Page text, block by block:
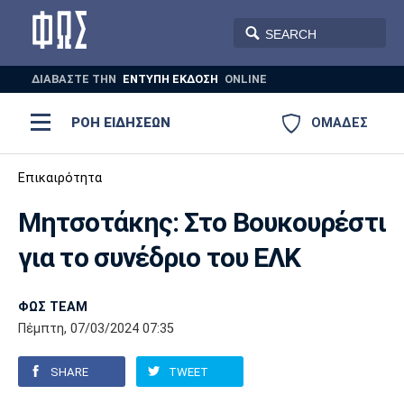
ΔΙΑΒΑΣΤΕ THN ΕΝΤΥΠΗ ΕΚΔΟΣΗ ONLINE
ΟΜΑΔΕΣ
ΡΟΗ ΕΙΔΗΣΕΩΝ
ΠΟΔΟΣΦΑΙΡΟ
ΠΟΛΟ
AUTO-MOTO
Ποδόσφαιρο
Super League 1
Super League 2
Γ Εθνική
Ελλάδα
Μπάσκετ
Ελλάδα
Εθνική
EuroLeague
Ολυμπιακοί Αγώνες
Βόλεϊ
Πόλο
Ολυμπιακός ΑΕΚ ΠΑΟΚ
Παναθηναϊκός Ατρόμητος
Επικαιρότητα
Μητσοτάκης: Στο Βουκουρέστι
για το συνέδριο του ΕΛΚ
ΦΩΣ TEAM
Πέμπτη, 07/03/2024 07:35
SHARE TWEET